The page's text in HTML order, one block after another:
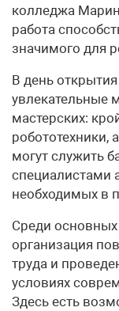
колледжа
работа
значимого для
В день
увлекательные
мастерских:
робототехники,
могут служить
специалистами
необходимых в
Среди основных
организация
труда и
условиях
Здесь есть